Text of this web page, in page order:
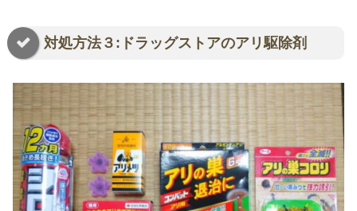
対処方法３:ドラッグストアのアリ駆除剤